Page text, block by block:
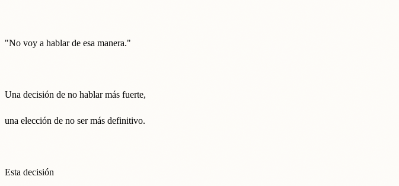
"No voy a hablar de esa manera."
Una decisión de no hablar más fuerte,
una elección de no ser más definitivo.
Esta decisión